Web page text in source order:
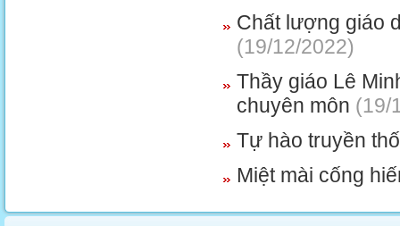
Chất lượng giáo
(19/12/2022)
Thầy giáo Lê
chuyên môn (19/
Tự hào truyền
Miệt mài cống